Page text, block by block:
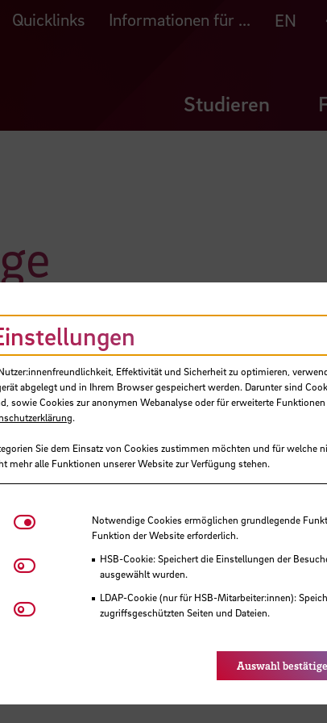
Quicklinks Informationen für ... EN
Studieren
Effektivität und Sicherheit zu optimieren,
abgelegt und in Ihrem Browser gespeichert werden. Darunter sind
sowie Cookies zur anonymen Webanalyse oder für erweiterte
.
Sie dem Einsatz von Cookies zustimmen möchten und für welche
mehr alle Funktionen unserer Website zur Verfügung stehen.
Notwendige CookiesNotwendige Cookies ermöglichen grundlegende
Funktion der Website erforderlich.
HSB-Cookie: Speichert die Einstellungen der
ausgewählt wurden.
LDAP-Cookie (nur für HSB-Mitarbeiter:innen):
zugriffsgeschützten Seiten und Dateien.
Matomo
Youtube
Auswahl